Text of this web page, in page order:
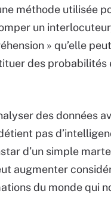
méthode utilisée
un
» qu’elle
des probabilités
des données
pas
d’un simple
augmenter
du monde qui